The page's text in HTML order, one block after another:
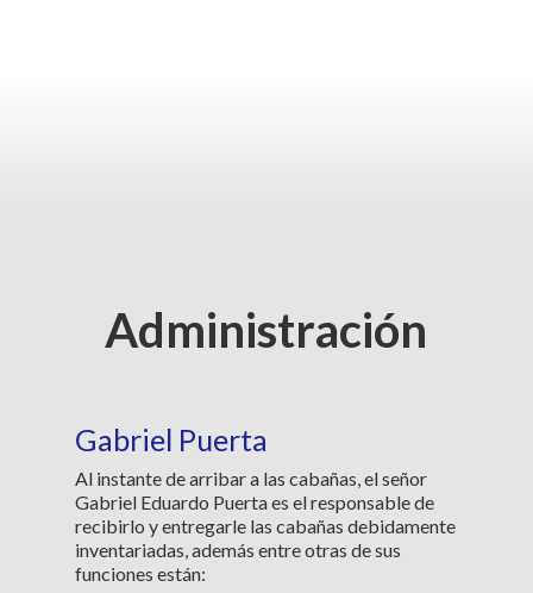
Administración
Gabriel Puerta
Al instante de arribar a las cabañas, el señor
Gabriel Eduardo Puerta es el responsable de
recibirlo y entregarle las cabañas debidamente
inventariadas, además entre otras de sus
funciones están: